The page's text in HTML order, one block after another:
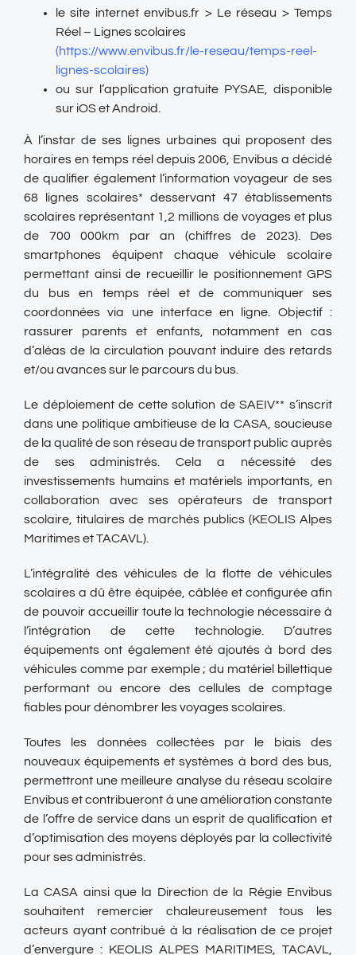
le site internet envibus.fr > Le réseau > Temps
Réel – Lignes scolaires
(https://www.envibus.fr/le-reseau/temps-reel-
lignes-scolaires)
ou sur l’application gratuite PYSAE, disponible
sur iOS et Android.
À l’instar de ses lignes urbaines qui proposent des
horaires en temps réel depuis 2006, Envibus a décidé
de qualifier également l’information voyageur de ses
68 lignes scolaires* desservant 47 établissements
scolaires représentant 1,2 millions de voyages et plus
de 700 000km par an (chiffres de 2023). Des
smartphones équipent chaque véhicule scolaire
permettant ainsi de recueillir le positionnement GPS
du bus en temps réel et de communiquer ses
coordonnées via une interface en ligne. Objectif :
rassurer parents et enfants, notamment en cas
d’aléas de la circulation pouvant induire des retards
et/ou avances sur le parcours du bus.
Le déploiement de cette solution de SAEIV** s’inscrit
dans une politique ambitieuse de la CASA, soucieuse
de la qualité de son réseau de transport public auprès
de ses administrés. Cela a nécessité des
investissements humains et matériels importants, en
collaboration avec ses opérateurs de transport
scolaire, titulaires de marchés publics (KEOLIS Alpes
Maritimes et TACAVL).
L’intégralité des véhicules de la flotte de véhicules
scolaires a dû être équipée, câblée et configurée afin
de pouvoir accueillir toute la technologie nécessaire à
l’intégration de cette technologie. D’autres
équipements ont également été ajoutés à bord des
véhicules comme par exemple ; du matériel billettique
performant ou encore des cellules de comptage
fiables pour dénombrer les voyages scolaires.
Toutes les données collectées par le biais des
nouveaux équipements et systèmes à bord des bus,
permettront une meilleure analyse du réseau scolaire
Envibus et contribueront à une amélioration constante
de l’offre de service dans un esprit de qualification et
d’optimisation des moyens déployés par la collectivité
pour ses administrés.
La CASA ainsi que la Direction de la Régie Envibus
souhaitent remercier chaleureusement tous les
acteurs ayant contribué à la réalisation de ce projet
d’envergure : KEOLIS ALPES MARITIMES, TACAVL,